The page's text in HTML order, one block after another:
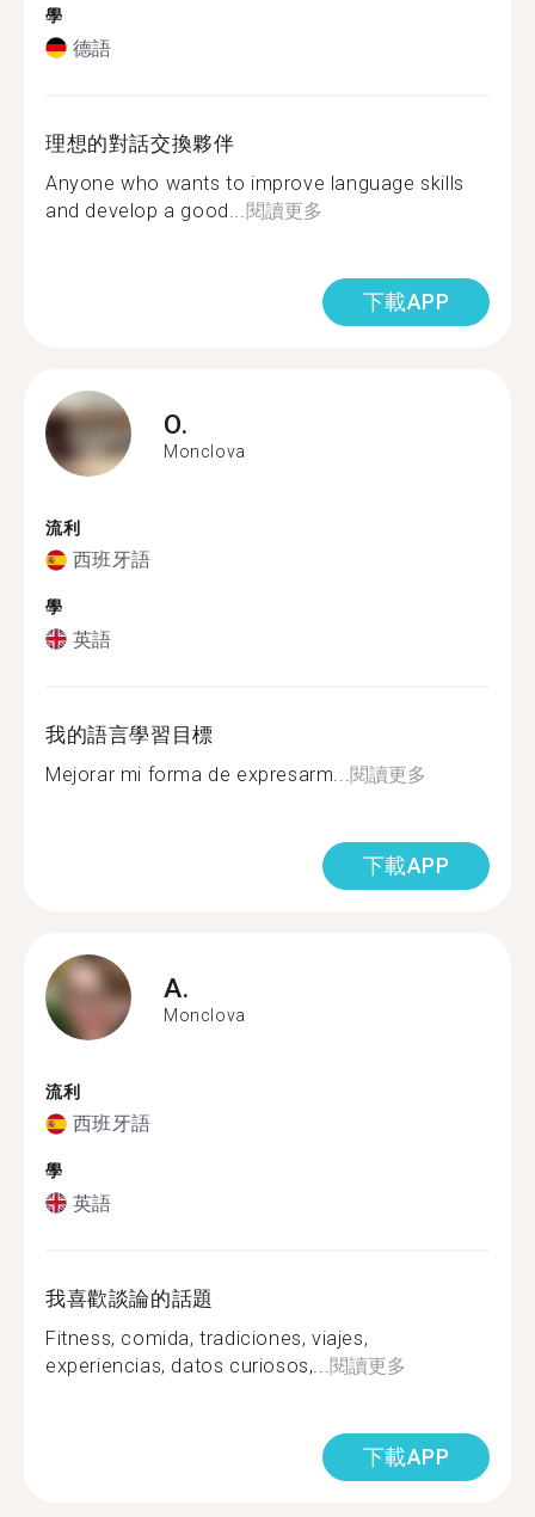
學
德語
理想的對話交換夥伴
Anyone who wants to improve language skills
and develop a good... 閱讀更多
下載APP
O.
Monclova
流利
西班牙語
學
英語
我的語言學習目標
Mejorar mi forma de expresarm... 閱讀更多
下載APP
A.
Monclova
流利
西班牙語
學
英語
我喜歡談論的話題
Fitness, comida, tradiciones, viajes,
experiencias, datos curiosos,... 閱讀更多
下載APP